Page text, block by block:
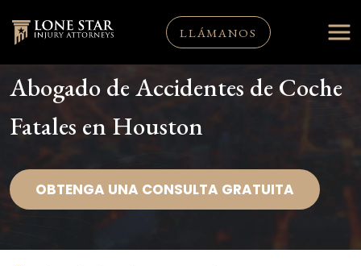
LLÁMANOS
Abogado de Accidentes de Coche
Fatales en Houston
OBTENGA UNA CONSULTA GRATUITA